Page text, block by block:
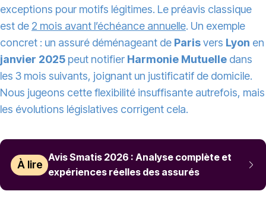
exceptions pour motifs légitimes. Le préavis classique
est de 2 mois avant l’échéance annuelle. Un exemple
concret : un assuré déménageant de Parisvers Lyon en
janvier 2025 peut notifier Harmonie Mutuelle dans
les 3 mois suivants, joignant un justificatif de domicile.
Nous jugeons cette flexibilité insuffisante autrefois, mais
les évolutions législatives corrigent cela.
À lire
Avis Smatis 2026 : Analyse complète et
expériences réelles des assurés